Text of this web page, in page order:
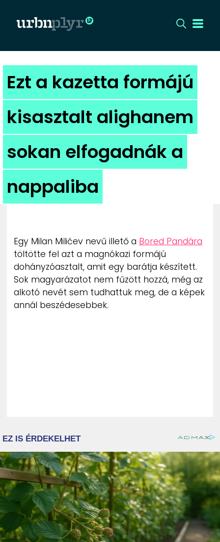
CÍMLAP
DIZÁJN
DIVAT
HIP
KULT
UTCA
ZENE
MÉDIAAJÁNLAT
IMPRESSZUM
PR-ARCHÍVUM
ADATKEZELÉSI TÁJÉKOZTATÓ
Ezt a kazetta formájú
kisasztalt alighanem
sokan elfogadnák a
nappaliba
Egy Milan Milićev nevű illető a Bored Pandára
töltötte fel azt a magnókazi formájú
dohányzóasztalt, amit egy barátja készített.
Sok magyarázatot nem fűzött hozzá, még az
alkotó nevét sem tudhattuk meg, de a képek
annál beszédesebbek.